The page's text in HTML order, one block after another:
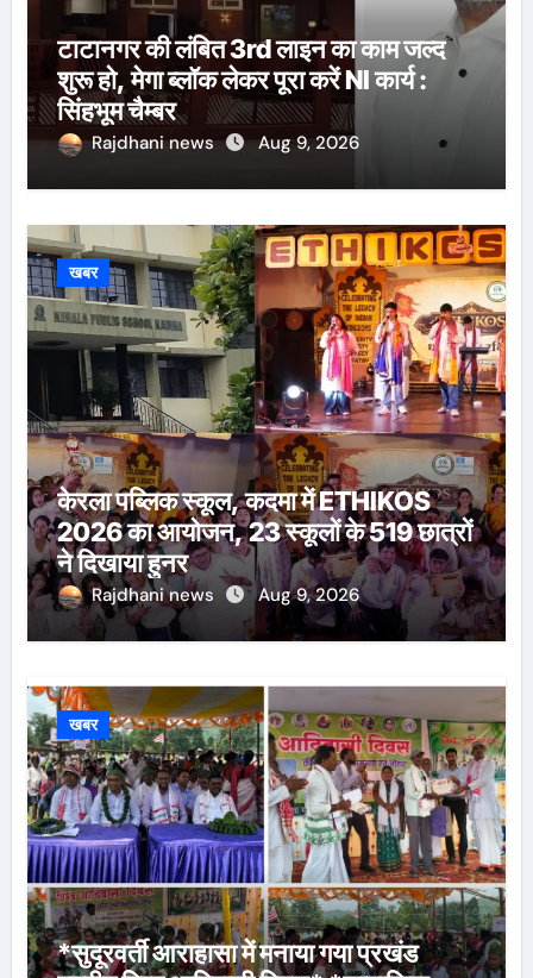
टाटानगर की लंबित 3rd लाइन का काम जल्द
शुरू हो, मेगा ब्लॉक लेकर पूरा करें NI कार्य :
सिंहभूम चैम्बर
Rajdhani news Aug 9, 2026
खबर
केरला पब्लिक स्कूल, कदमा में ETHIKOS
2026 का आयोजन, 23 स्कूलों के 519 छात्रों
ने दिखाया हुनर
Rajdhani news Aug 9, 2026
खबर
*सुदूरवर्ती आराहासा में मनाया गया प्रखंड